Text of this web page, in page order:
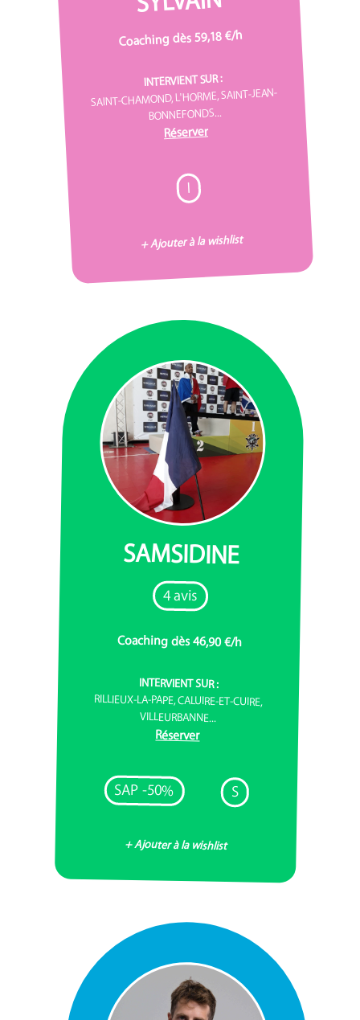
Coaching dès 59,18 €/h
INTERVIENT SUR :
SAINT-CHAMOND, L'HORME, SAINT-JEAN-
BONNEFONDS...
Réserver
I
+ Ajouter à la wishlist
SAMSIDINE
4 avis
Coaching dès 46,90 €/h
INTERVIENT SUR :
RILLIEUX-LA-PAPE, CALUIRE-ET-CUIRE,
VILLEURBANNE...
Réserver
SAP -50% S
+ Ajouter à la wishlist